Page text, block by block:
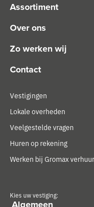
Assortiment
Over ons
Zo werken wij
Contact
Vestigingen
Lokale overheden
Veelgestelde vragen
Huren op rekening
Werken bij Gromax verhuur
Kies uw vestiging: